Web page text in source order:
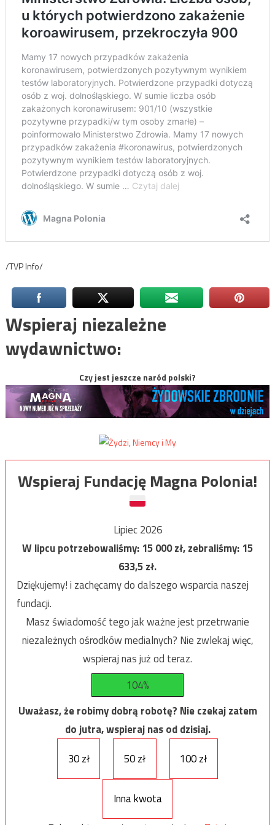
/TVP Info/
Wspieraj niezależne
wydawnictwo:
Czy jest jeszcze naród polski?
Wspieraj Fundację Magna Polonia!
Lipiec 2026
W lipcu potrzebowaliśmy:15 000zł, zebraliśmy:15
633,5zł.
Dziękujemy! i zachęcamy do dalszego wsparcia naszej
fundacji.
Masz świadomość tego jak ważne jest przetrwanie
niezależnych ośrodków medialnych? Nie zwlekaj więc,
wspieraj nas już od teraz.
104%
Uważasz, że robimy dobrą robotę? Nie czekaj zatem
do jutra, wspieraj nas od dzisiaj.
30 zł
50 zł 100 zł
Inna kwota